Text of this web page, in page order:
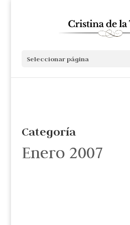
Seleccionar página
Categoría
Enero 2007